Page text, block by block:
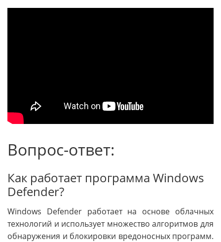
Вопрос-ответ:
Как работает программа Windows
Defender?
Windows Defender работает на основе облачных
технологий и использует множество алгоритмов для
обнаружения и блокировки вредоносных программ.